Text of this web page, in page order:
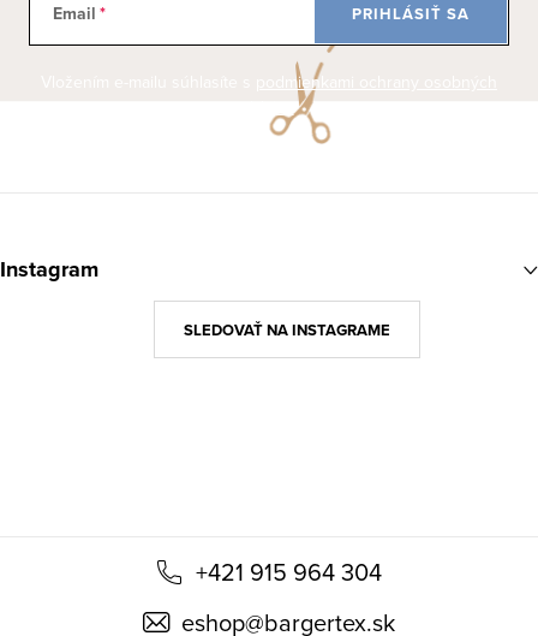
Email
podmienkami ochrany osobných
údajov
PRIHLÁSIŤ SA
á
+421 915 964 304
eshop@bargertex.sk
Instagram
SLEDOVAŤ NA INSTAGRAME